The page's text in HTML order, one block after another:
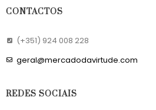
CONTACTOS
(+351) 924 008 228
geral@mercadodavirtude.com
REDES SOCIAIS